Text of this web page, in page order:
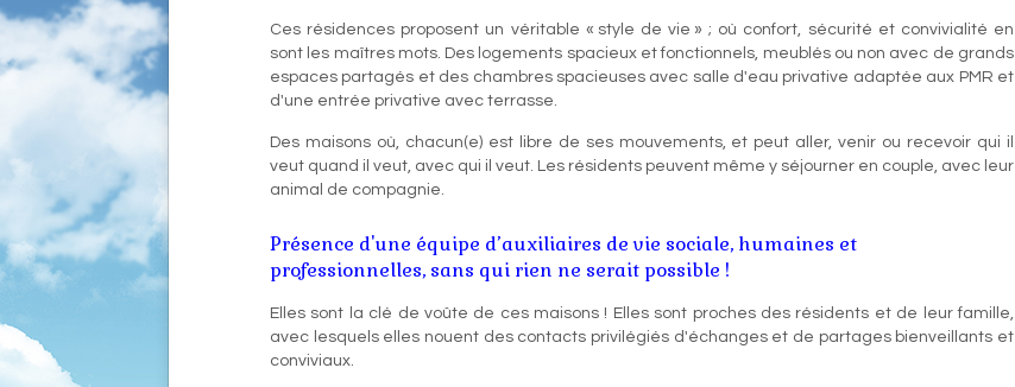
Ces résidences proposent un véritable « style de vie » ; où confort, sécurité et convivialité en
sont les maîtres mots. Des logements spacieux et fonctionnels, meublés ou non avec de grands
espaces partagés et des chambres spacieuses avec salle d'eau privative adaptée aux PMR et
d'une entrée privative avec terrasse.
Des maisons où, chacun(e) est libre de ses mouvements, et peut aller, venir ou recevoir qui il
veut quand il veut, avec qui il veut. Les résidents peuvent même y séjourner en couple, avec leur
animal de compagnie.
Présence d'une équipe d’auxiliaires de vie sociale, humaines et
professionnelles, sans qui rien ne serait possible !
Elles sont la clé de voûte de ces maisons ! Elles sont proches des résidents et de leur famille,
avec lesquels elles nouent des contacts privilégiés d'échanges et de partages bienveillants et
conviviaux.